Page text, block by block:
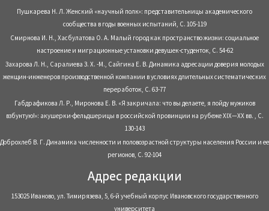
Пушкарева Н. Л. Женский «научный полк»: представительницы академического
сообщества в годы военных испытаний, С. 105-119
Смирнова И. Н., Хасбулатова О. А. Малый город как пространство жизни: социальное
настроение и миграционные установки девушек-студенток, С. 54-62
Захарова Л. Н., Саралиева З. Х. -М., Сайгина Е. В. Динамика адресации доверия молодых
женщин-инженеров производственной компании в условиях длительных систематических
переработок, С. 63-77
Габдрафикова Л. Р., Миронова Е. В. «Я закричала: что вы делаете, я пойду мужиков
взбунтую!»: акушерки-фельдшерицы в российской провинции на рубеже XIX—XX вв. , С.
130-143
Доброхлеб В. Г. Динамика численности и половозрастной структуры населения России и ее
регионов, С. 92-104
Адрес редакции
153025 Иваново, ул. Тимирязева, 5, 6-й учебный корпус Ивановского государственного
университета